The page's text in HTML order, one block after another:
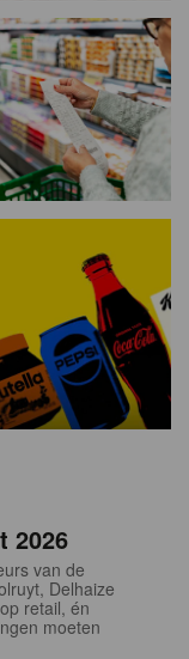
2026
van de
Delhaize
retail, én
moeten